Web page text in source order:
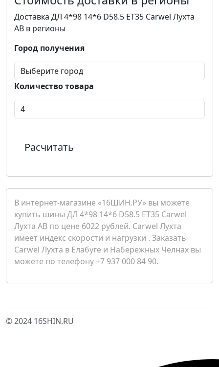
Доставка ДЛ 4*98 14*6 D58.5 ET35 Carwel Лухта
AB в регионы
Город получения
Количество товара
Расчитать
В интернет-магазине «16ШИН.РУ» вы можете
купить шины ДЛ 4*98 14*6 D58.5 ET35 Carwel
Лухта AB по цене 6022 рублей. Carwel Лухта
имеет индекс скорости и нагрузки . Заказать
Carwel Лухта в Елабуге и Набережных Челнах вы
можете по телефону +7 937 000 84 90.
© 2024 16SHIN.RU